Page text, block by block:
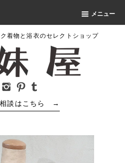
メニュー
着物と浴衣のセレクトショップ
談はこちら →